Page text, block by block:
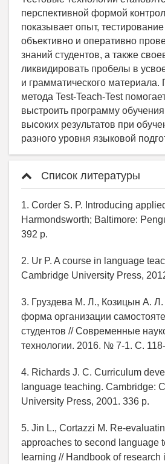
Список литературы
1. Corder S. P. Introducing
Harmondsworth; Baltimore:
392 p.
2. Ur P. A course in language
Cambridge University Press,
3. Груздева М. Л., Козицын А. Л.
форма организации
студентов // Современные
технологии. 2016. № 7-1. С.
4. Richards J. C. Curriculum
language teaching. Cambridge:
University Press, 2001. 336 p.
5. Jin L., Cortazzi M. Re-
approaches to second language
learning // Handbook of